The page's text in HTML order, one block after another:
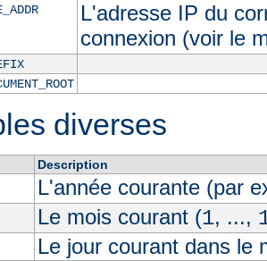
L'adresse IP du
connexion (voir le
diverses
Description
L'année courante (par
Le mois courant (1, ...,
Le jour courant dans le